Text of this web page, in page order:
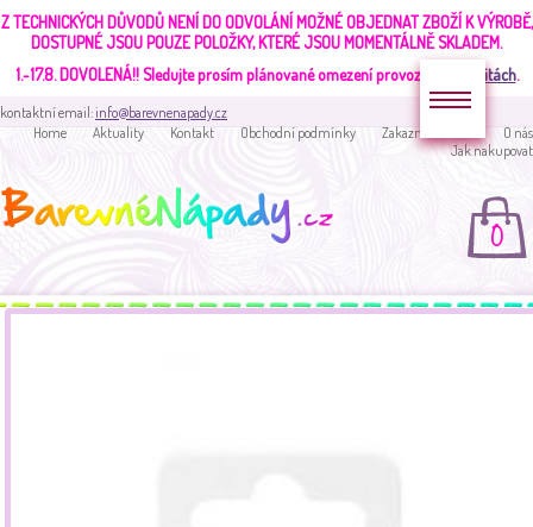
Z TECHNICKÝCH DŮVODŮ NENÍ DO ODVOLÁNÍ MOŽNÉ OBJEDNAT ZBOŽÍ K VÝROBĚ,
DOSTUPNÉ JSOU POUZE POLOŽKY, KTERÉ JSOU MOMENTÁLNĚ SKLADEM.
1.-17.8. DOVOLENÁ!!Sledujte prosím plánované omezení provozu v aktualitách.
kontaktní email:info@barevnenapady.cz
Home
Aktuality Kontakt Obchodní podmínky Zakaznická sekce
O nás
Jak nakupovat
0